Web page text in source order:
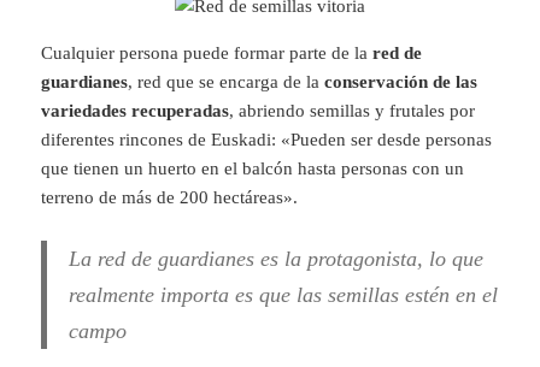
Cualquier persona puede formar parte de lared de
guardianes, red que se encarga de laconservación de las
variedades recuperadas, abriendo semillas y frutales por
diferentes rincones de Euskadi: «Pueden ser desde personas
que tienen un huerto en el balcón hasta personas con un
terreno de más de 200 hectáreas».
La red de guardianes es la protagonista, lo que
realmente importa es que las semillas estén en el
campo